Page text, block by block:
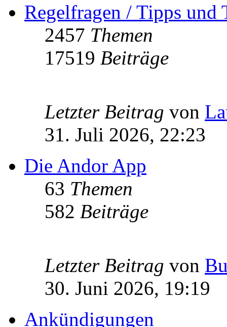
Regelfragen / Tipps und
2457 Themen
17519 Beiträge
Letzter Beitrag von
31. Juli 2026, 22:23
Die Andor App
63 Themen
582 Beiträge
Letzter Beitrag von
30. Juni 2026, 19:19
Ankündigungen